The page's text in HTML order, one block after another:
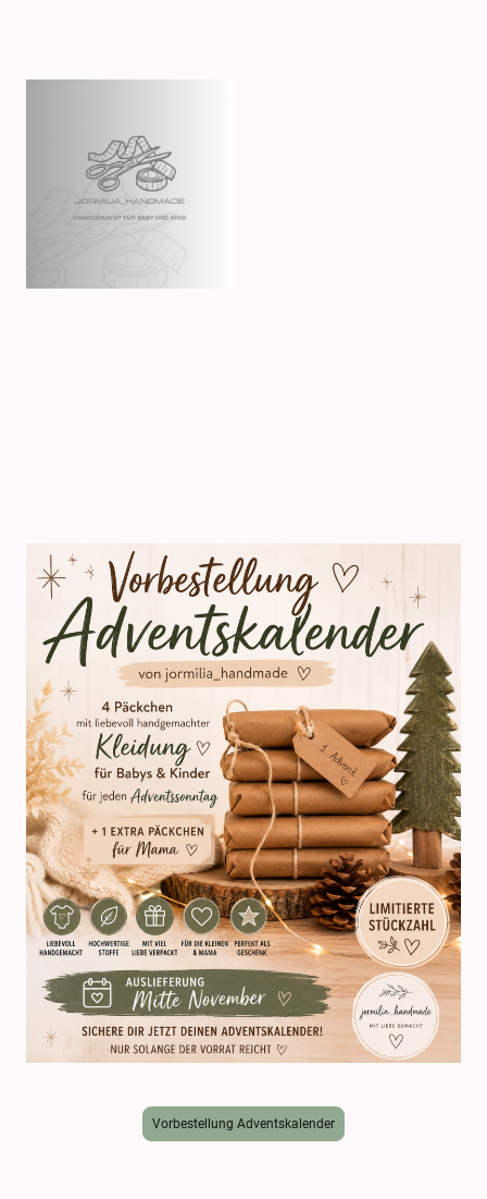
Vorbestellung Adventskalender